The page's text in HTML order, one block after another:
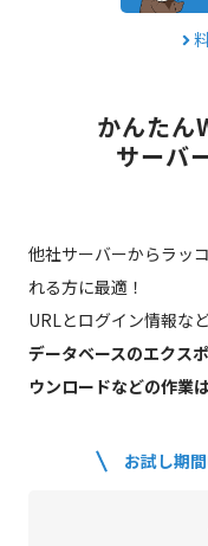
かんた
サーバ
他社サーバーからラッ
れる方に最適！
URLとログイン情報な
データベースのエクス
ウンロードなどの作業
お試し期